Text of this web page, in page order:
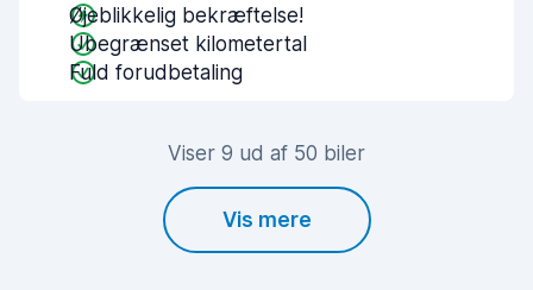
Øjeblikkelig bekræftelse!
Ubegrænset kilometertal
Fuld forudbetaling
Viser 9 ud af 50 biler
Vis mere